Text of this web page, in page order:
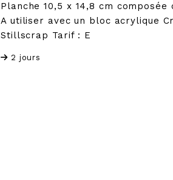
Planche 10,5 x 14,8 cm
A utiliser avec un bloc acrylique
Stillscrap Tarif : E
2 jours